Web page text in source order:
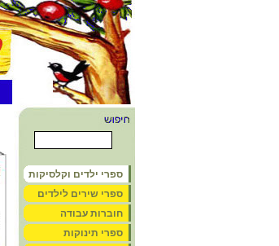
ספרי ילדים וקלסיקות
ספרי שירים לילדים
חוברות עבודה
ספרי תינוקות